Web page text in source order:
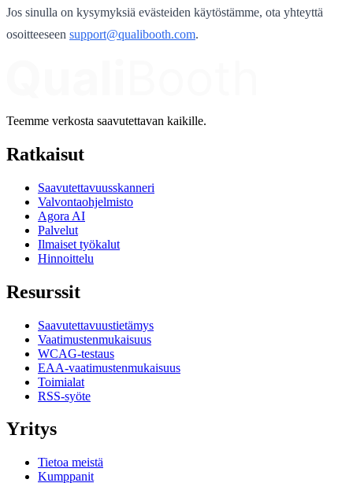
Jos sinulla on kysymyksiä evästeiden käytöstämme, ota yhteyttä
osoitteeseen support@qualibooth.com.
Teemme verkosta saavutettavan kaikille.
Ratkaisut
Saavutettavuusskanneri
Valvontaohjelmisto
Agora AI
Palvelut
Ilmaiset työkalut
Hinnoittelu
Resurssit
Saavutettavuustietämys
Vaatimustenmukaisuus
WCAG-testaus
EAA-vaatimustenmukaisuus
Toimialat
RSS-syöte
Yritys
Tietoa meistä
Kumppanit